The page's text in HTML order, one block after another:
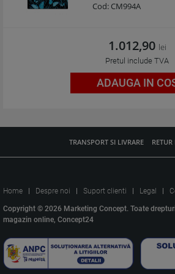
Cod:CM994A
1.012,90 lei
Pretul include TVA
ADAUGA IN
TRANSPORT SI LIVRARE
Home Despre noi Suport clienti Legal
Copyright © 2026 Marketing Concept. Toate
magazin online, Concept24